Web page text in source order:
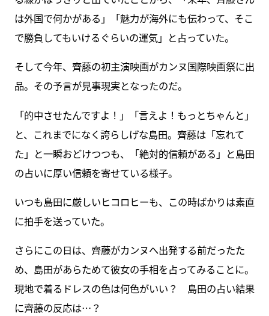
は外国で何かがある」「魅力が海外にも伝わって、そこ
で勝負してもいけるぐらいの運気」と占っていた。
そして今年、齊藤の初主演映画がカンヌ国際映画祭に出
品。その予言が見事現実となったのだ。
「的中させたんですよ！」「言えよ！もっとちゃんと」
と、これまでになく誇らしげな島田。齊藤は「忘れて
た」と一瞬おどけつつも、「絶対的信頼がある」と島田
の占いに厚い信頼を寄せている様子。
いつも島田に厳しいヒコロヒーも、この時ばかりは素直
に拍手を送っていた。
さらにこの日は、齊藤がカンヌへ出発する前だったた
め、島田があらためて彼女の手相を占ってみることに。
現地で着るドレスの色は何色がいい？ 島田の占い結果
に齊藤の反応は…？